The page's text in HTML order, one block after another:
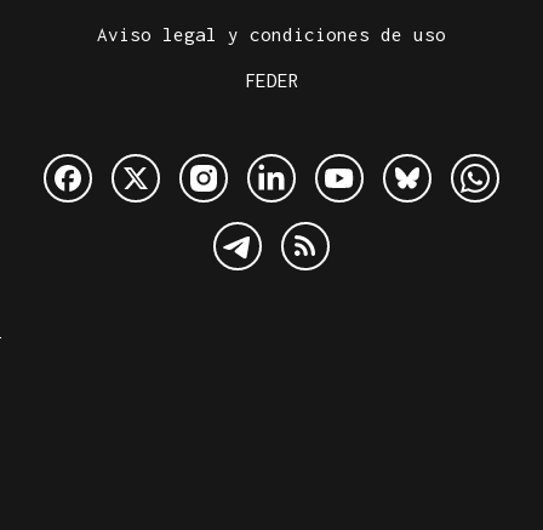
Aviso legal y condiciones de uso
FEDER